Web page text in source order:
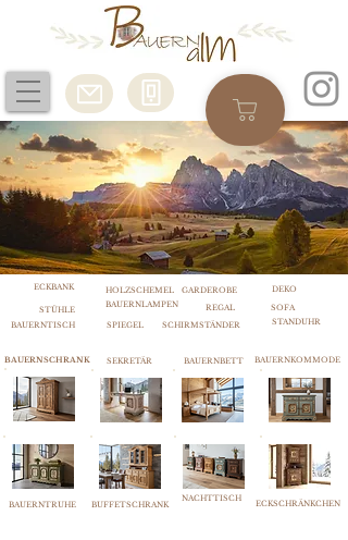
BAUERNTISCH SPIEGEL SCHIRMSTÄNDER
BAUERNSCHRANK SEKRETÄR
BAUERNTRUHE BUFFETSCHRANK
BAUERNBETT
NACHTTISCH
STANDUHR
BAUERNKOMMODE
ECKSCHRÄNKCHEN
BAUERNLAMPEN REGAL SOFA
ECKBANK
STÜHLE
HOLZSCHEMEL GARDEROBE DEKO